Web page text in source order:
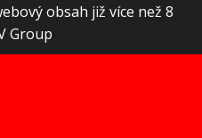
obsah již více než 8
Group